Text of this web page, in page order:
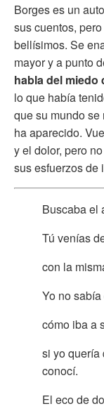
Borges es un
sus cuentos,
bellísimos. Se
mayor y a punto
habla del miedo
lo que había
que su mundo
ha aparecido.
y el dolor, pero
sus esfuerzos de
Buscaba el
Tú venías
con la
Yo no
cómo iba a
si yo quería
conocí.
El eco de